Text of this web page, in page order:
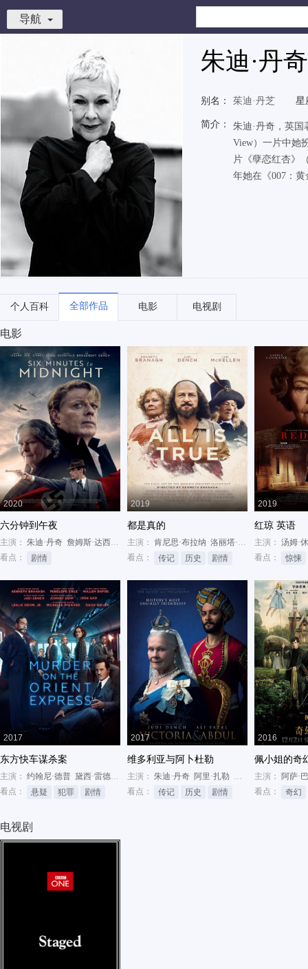
导航
朱迪·丹奇
别名： 茱迪·丹芝 星
简介：
朱迪·丹奇，英国
View）一片中她
片《孽恋红杏》
年她在《007：黄
个人百科 全部作品 电影 电视剧
电影
2020
六分钟到午夜
主演： 朱迪·丹奇 詹姆斯·达西 吉姆·布劳德本特
看点：
剧情
2019
都是真的
主演： 肯尼思·布拉纳 洛丽塔·查卡巴蒂
杰克·科
看点：
传记 历史 剧情
2019
红琼 英语
主演： 汤姆·
看点：
惊悚
2017
东方快车谋杀案
主演： 约翰尼·德普 黛西·雷德利
米歇尔·菲佛
看点：
悬疑 犯罪 剧情
2017
维多利亚与阿卜杜勒
主演： 朱迪·丹奇 阿里·扎勒 蒂姆·皮戈特-史密斯
看点：
传记 历史 剧情
2016
佩小姐的奇
主演： 阿萨·
看点：
奇幻
电视剧